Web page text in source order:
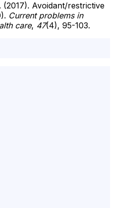
(2017). Avoidant/restrictive
Current problems in
care, 47(4), 95-103.